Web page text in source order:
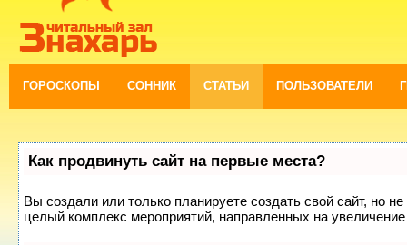
ГОРОСКОПЫ СОННИК СТАТЬИ ПОЛЬЗОВАТЕЛИ
Как продвинуть сайт на первые места?
Вы создали или только планируете создать свой сайт, но
целый комплекс мероприятий, направленных на